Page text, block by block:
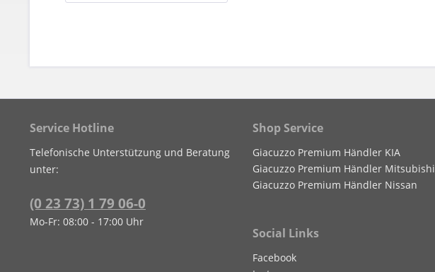
Service Hotline
Telefonische Unterstützung und Beratung
unter:
(0 23 73) 1 79 06-0
Mo-Fr: 08:00 - 17:00 Uhr
Shop Service
Giacuzzo Premium Händler KIA
Giacuzzo Premium Händler Mitsubishi
Giacuzzo Premium Händler Nissan
Social Links
Facebook